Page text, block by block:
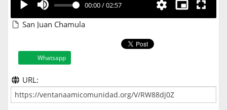
00:00/02:57
San Juan Chamula
Whatsapp
URL: